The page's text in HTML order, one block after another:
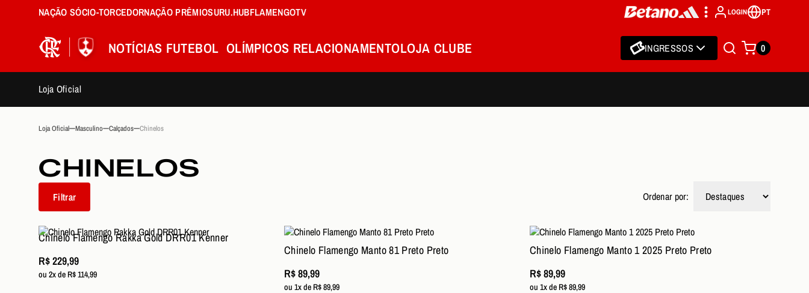
NAÇÃO SÓCIO-TORCEDORNAÇÃO PRÊMIOSURU.HUBFLAMENGOTV LOGIN PT
NOTÍCIAS FUTEBOL OLÍMPICOS RELACIONAMENTOLOJA CLUBE INGRESSOS 0
Loja Oficial
Loja Oficial Masculino Calçados Chinelos
CHINELOS
Filtrar Ordenar por:
Chinelo Flamengo Rakka Gold DRR01 Kenner
R$ 229,99
ou 2x de R$ 114,99
Chinelo Flamengo Manto 81 Preto Preto
R$ 89,99
ou 1x de R$ 89,99
Chinelo Flamengo Manto 1 2025 Preto Preto
R$ 89,99
ou 1x de R$ 89,99